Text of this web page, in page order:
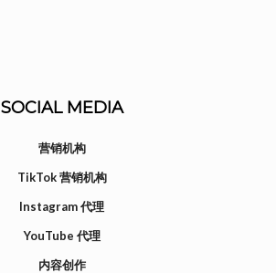
SOCIAL MEDIA
营销机构
TikTok 营销机构
Instagram 代理
YouTube 代理
内容创作